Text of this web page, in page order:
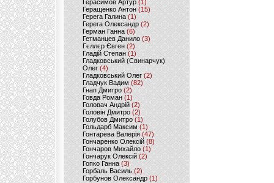
Герасимов Артур (1)
Геращенко Антон(15)
Герега Галина (1)
Герега Олександр (2)
Герман Ганна (6)
Гетманцев Данило (3)
Гєллєр Євген (2)
Гладій Степан(1)
Гладковський (Свинарчук)
Олег (4)
Гладковський Олег (2)
Гладчук Вадим (82)
Гнап Дмитро (2)
Говда Роман(1)
Головач Андрій (2)
Головін Дмитро (2)
Голубов Дмитро (1)
Гольдарб Максим(1)
Гонтарева Валерія (47)
Гончаренко Олексій(8)
Гончаров Михайло (1)
Гончарук Олексій (2)
Гопко Ганна (3)
Горбаль Василь (2)
Горбунов Олександр (1)